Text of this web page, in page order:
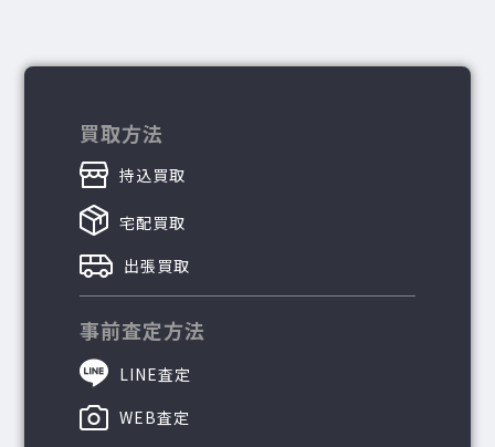
買取方法
持込買取
宅配買取
出張買取
事前査定方法
LINE査定
WEB査定